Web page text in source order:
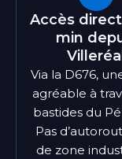
Accès direct
min
Villeréal
Via la D676,
agréable à
bastides du
Pas
de zone